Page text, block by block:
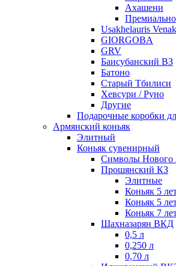
Ахашени
Usakhelauris
GIORGOBA
GRV
Баисубанский ВЗ
Батоно
Старый Тбилиси
Хевсури / Руно
Другие
Подарочные коробки
Армянский коньяк
Элитный
Коньяк сувенирный
Символы Нового
Прошянский КЗ
Элитные
Коньяк 5
Коньяк 5
Коньяк 7
Шахназарян ВКД
0,5 л
0,250 л
0,70 л